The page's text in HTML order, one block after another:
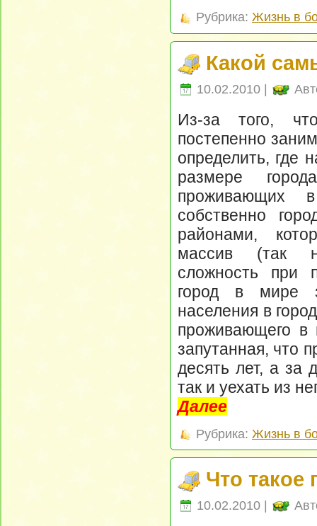
Рубрика: Жизнь в
Какой
10.02.2010 |
Из-за того,
постепенно
определить, где
размере
проживающих
собственно
районами,
массив (так
сложность при
город в мире
населения в
проживающего в
запутанная, что
десять лет, а за
так и уехать из
Далее
Рубрика: Жизнь в
Что такое
10.02.2010 |